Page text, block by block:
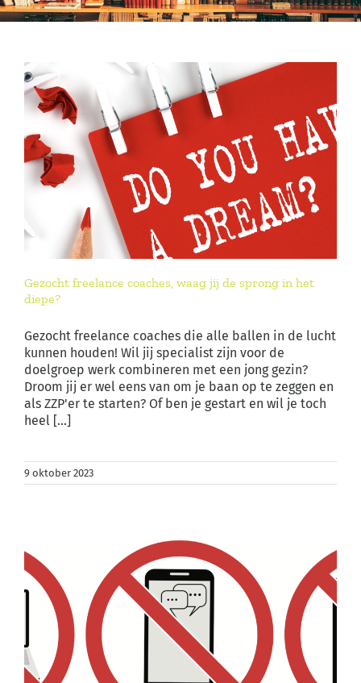
Gezocht freelance coaches, waag jij de sprong in het
diepe?
Gezocht freelance coaches die alle ballen in de lucht
kunnen houden! Wil jij specialist zijn voor de
doelgroep werk combineren met een jong gezin?
Droom jij er wel eens van om je baan op te zeggen en
als ZZP'er te starten? Of ben je gestart en wil je toch
heel [...]
9 oktober 2023